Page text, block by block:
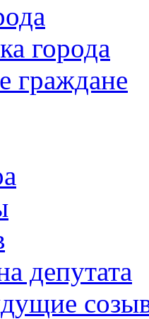
города
граждане
депутата